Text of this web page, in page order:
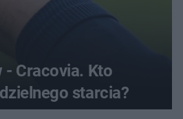
- Cracovia. Kto
starcia?